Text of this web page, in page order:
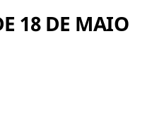
18 DE MAIO